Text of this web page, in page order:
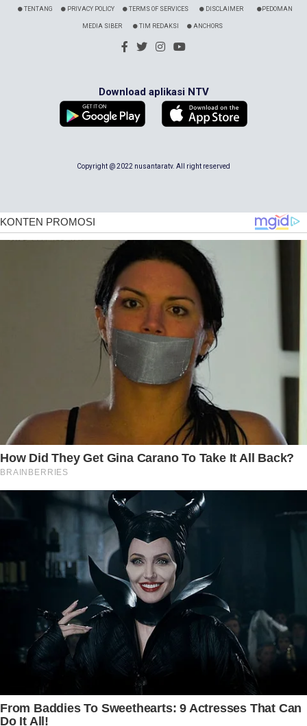
TENTANG PRIVACY POLICY TERMS OF SERVICES DISCLAIMER PEDOMAN
MEDIA SIBER TIM REDAKSI ANCHORS
Download aplikasi NTV
Copyright @ 2022 nusantaratv. All right reserved